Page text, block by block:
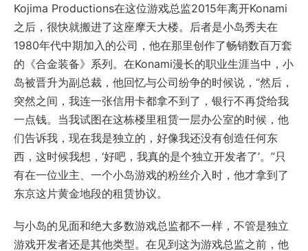
Kojima Productions在这位游戏总监2015年离开Konami
之后，很快就搬进了这座摩天大楼。后者是小岛秀夫在
1980年代中期加入的公司，他在那里创作了畅销数百万套
的《合金装备》系列。在Konami漫长的职业生涯当中，小
岛被晋升为副总裁，他回忆与公司纷争的时候说，“然后，
突然之间，我连一张信用卡都拿不到了，银行不再贷给我
一点钱。当我试图在这栋楼里租赁一层办公室的时候，他
们告诉我，现在我是独立的，好像我还没有创造任何东
西，这时候我想，‘好吧，我真的是个独立开发者了’。”只
有在一位业主、一个小岛游戏的粉丝介入时，他才拿到了
东京这片黄金地段的租赁协议。
与小岛的见面和绝大多数游戏总监都不一样，不管是独立
游戏开发者还是其他类型。在见到这为游戏总监之前，他